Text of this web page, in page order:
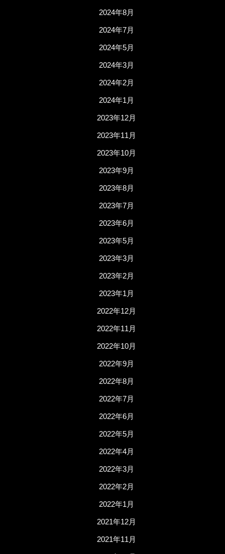
2024年8月
2024年7月
2024年5月
2024年3月
2024年2月
2024年1月
2023年12月
2023年11月
2023年10月
2023年9月
2023年8月
2023年7月
2023年6月
2023年5月
2023年3月
2023年2月
2023年1月
2022年12月
2022年11月
2022年10月
2022年9月
2022年8月
2022年7月
2022年6月
2022年5月
2022年4月
2022年3月
2022年2月
2022年1月
2021年12月
2021年11月